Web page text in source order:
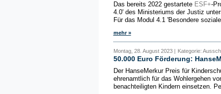
Das bereits 2022 gestartete ESF+-
4.0' des Ministeriums der Justiz
Für das Modul 4.1 'Besondere
mehr »
Montag, 28. August 2023 | Kategorie:
50.000 Euro Förderung:
Der HanseMerkur Preis für
ehrenamtlich für das Wohlergehen
benachteiligten Kindern einsetzen.